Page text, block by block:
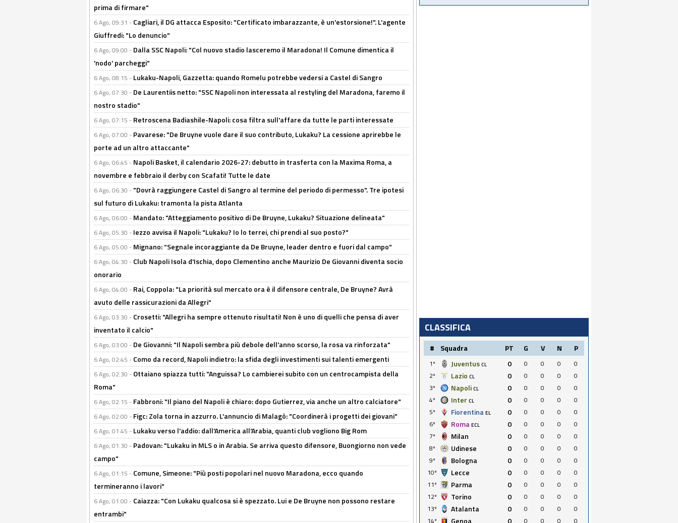
prima di firmare"
6 Ago, 09:31 - Cagliari, il DG attacca Esposito: "Certificato imbarazzante, è un'estorsione!". L'agente
Giuffredi: "Lo denuncio"
6 Ago, 09:00 - Dalla SSC Napoli: "Col nuovo stadio lasceremo il Maradona! Il Comune dimentica il
'nodo' parcheggi"
6 Ago, 08:15 - Lukaku-Napoli, Gazzetta: quando Romelu potrebbe vedersi a Castel di Sangro
6 Ago, 07:30 - De Laurentiis netto: "SSC Napoli non interessata al restyling del Maradona, faremo il
nostro stadio"
6 Ago, 07:15 - Retroscena Badiashile-Napoli: cosa filtra sull'affare da tutte le parti interessate
6 Ago, 07:00 - Pavarese: "De Bruyne vuole dare il suo contributo, Lukaku? La cessione aprirebbe le
porte ad un altro attaccante"
6 Ago, 06:45 - Napoli Basket, il calendario 2026-27: debutto in trasferta con la Maxima Roma, a
novembre e febbraio il derby con Scafati! Tutte le date
6 Ago, 06:30 - "Dovrà raggiungere Castel di Sangro al termine del periodo di permesso". Tre ipotesi
sul futuro di Lukaku: tramonta la pista Atlanta
6 Ago, 06:00 - Mandato: "Atteggiamento positivo di De Bruyne, Lukaku? Situazione delineata"
6 Ago, 05:30 - Iezzo avvisa il Napoli: "Lukaku? Io lo terrei, chi prendi al suo posto?"
6 Ago, 05:00 - Mignano: “Segnale incoraggiante da De Bruyne, leader dentro e fuori dal campo"
6 Ago, 04:30 - Club Napoli Isola d'Ischia, dopo Clementino anche Maurizio De Giovanni diventa socio
onorario
6 Ago, 04:00 - Rai, Coppola: "La priorità sul mercato ora è il difensore centrale, De Bruyne? Avrà
avuto delle rassicurazioni da Allegri"
6 Ago, 03:30 - Crosetti: "Allegri ha sempre ottenuto risultati! Non è uno di quelli che pensa di aver
inventato il calcio"
6 Ago, 03:00 - De Giovanni: "Il Napoli sembra più debole dell'anno scorso, la rosa va rinforzata"
6 Ago, 02:45 - Como da record, Napoli indietro: la sfida degli investimenti sui talenti emergenti
6 Ago, 02:30 - Ottaiano spiazza tutti: "Anguissa? Lo cambierei subito con un centrocampista della
Roma"
6 Ago, 02:15 - Fabbroni: "Il piano del Napoli è chiaro: dopo Gutierrez, via anche un altro calciatore"
6 Ago, 02:00 - Figc: Zola torna in azzurro. L'annuncio di Malagò: "Coordinerà i progetti dei giovani"
6 Ago, 01:45 - Lukaku verso l'addio: dall'America all'Arabia, quanti club vogliono Big Rom
6 Ago, 01:30 - Padovan: "Lukaku in MLS o in Arabia. Se arriva questo difensore, Buongiorno non vede
campo"
6 Ago, 01:15 - Comune, Simeone: "Più posti popolari nel nuovo Maradona, ecco quando
termineranno i lavori"
6 Ago, 01:00 - Caiazza: "Con Lukaku qualcosa si è spezzato. Lui e De Bruyne non possono restare
entrambi"
CLASSIFICA
# Squadra PT G V N P
1º Juventus CL 0 0 0 0
0
2º
Lazio CL 0 0 0 0
0
3º
Napoli CL 0 0 0 0
0
4º
Inter CL 0 0 0 0
0
5º
Fiorentina EL 0 0 0 0
0
6º
Roma ECL 0 0 0 0
0
7º
Milan 0 0 0 0
0
8º
Udinese 0 0 0 0
0
9º
Bologna 0 0 0 0
0
10º
Lecce 0 0 0 0
0
11º
Parma 0 0 0 0
0
12º
Torino 0 0 0 0
0
13º
Atalanta 0 0 0 0
0
14º
Genoa 0 0 0 0 0